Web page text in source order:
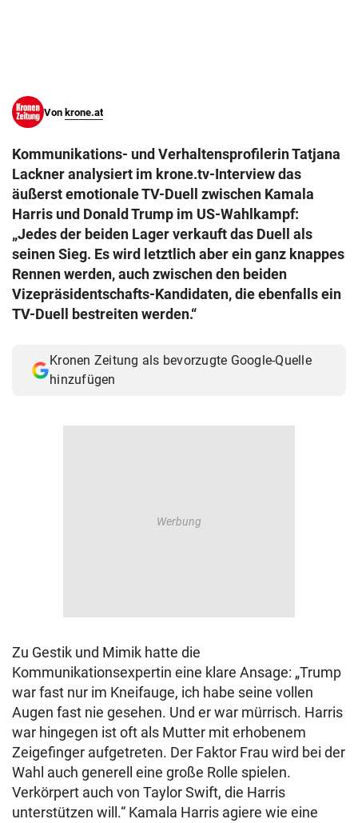
Von krone.at
Kommunikations- und Verhaltensprofilerin Tatjana
Lackner analysiert im krone.tv-Interview das
äußerst emotionale TV-Duell zwischen Kamala
Harris und Donald Trump im US-Wahlkampf:
„Jedes der beiden Lager verkauft das Duell als
seinen Sieg. Es wird letztlich aber ein ganz knappes
Rennen werden, auch zwischen den beiden
Vizepräsidentschafts-Kandidaten, die ebenfalls ein
TV-Duell bestreiten werden.“
Kronen Zeitung als bevorzugte Google-Quelle
hinzufügen
Zu Gestik und Mimik hatte die
Kommunikationsexpertin eine klare Ansage: „Trump
war fast nur im Kneifauge, ich habe seine vollen
Augen fast nie gesehen. Und er war mürrisch. Harris
war hingegen ist oft als Mutter mit erhobenem
Zeigefinger aufgetreten. Der Faktor Frau wird bei der
Wahl auch generell eine große Rolle spielen.
Verkörpert auch von Taylor Swift, die Harris
unterstützen will.“ Kamala Harris agiere wie eine